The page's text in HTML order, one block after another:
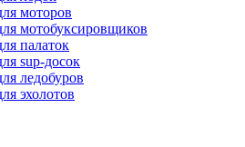
моторов
мотобуксировщиков
палаток
sup-досок
ледобуров
эхолотов